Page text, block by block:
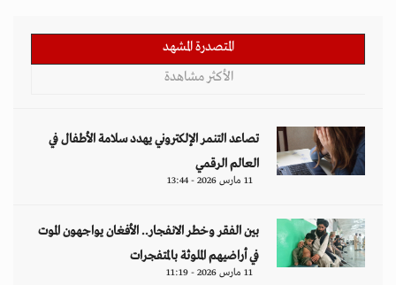
المتصدرة المشهد
الأكثر مشاهدة
تصاعد التنمر الإلكتروني يهدد سلامة الأطفال في
العالم الرقمي
11 مارس 2026 - 13:44
بين الفقر وخطر الانفجار.. الأفغان يواجهون الموت
في أراضيهم الملوثة بالمتفجرات
11 مارس 2026 - 11:19